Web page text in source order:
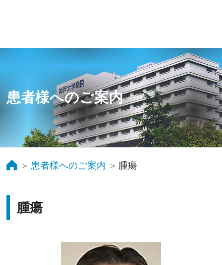
患者様へのご案内
患者様へのご案内 腫瘍
腫瘍